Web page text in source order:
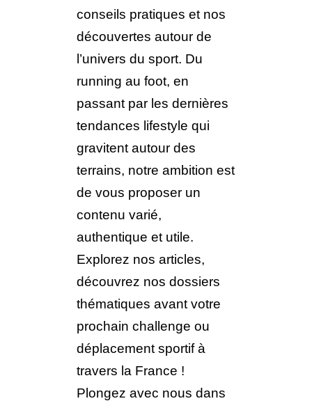
conseils pratiques et nos
découvertes autour de
l’univers du sport. Du
running au foot, en
passant par les dernières
tendances lifestyle qui
gravitent autour des
terrains, notre ambition est
de vous proposer un
contenu varié,
authentique et utile.
Explorez nos articles,
découvrez nos dossiers
thématiques avant votre
prochain challenge ou
déplacement sportif à
travers la France !
Plongez avec nous dans